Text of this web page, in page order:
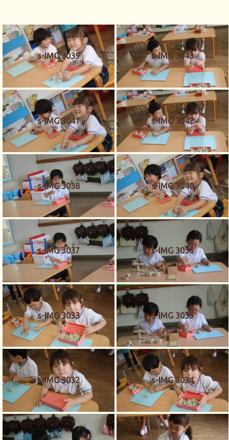
s-IMG 3039 s-IMG 3043
s-IMG 3041 s-IMG 3042
s-IMG 3038 s-IMG 3040
s-IMG 3037 s-IMG 3036
s-IMG 3033 s-IMG 3035
s-IMG 3032 s-IMG 3034